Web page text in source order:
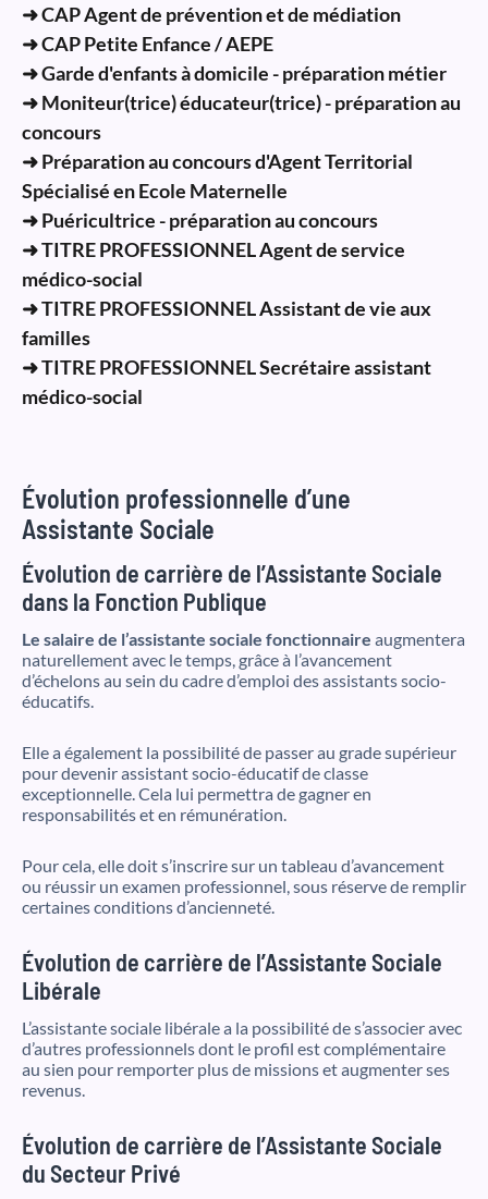
➜ CAP Agent de prévention et de médiation
➜ CAP Petite Enfance / AEPE
➜ Garde d'enfants à domicile - préparation métier
➜ Moniteur(trice) éducateur(trice) - préparation au
concours
➜ Préparation au concours d'Agent Territorial
Spécialisé en Ecole Maternelle
➜ Puéricultrice - préparation au concours
➜ TITRE PROFESSIONNEL Agent de service
médico-social
➜ TITRE PROFESSIONNEL Assistant de vie aux
familles
➜ TITRE PROFESSIONNEL Secrétaire assistant
médico-social
Évolution professionnelle d’une
Assistante Sociale
Évolution de carrière de l’Assistante Sociale
dans la Fonction Publique
Le salaire de l’assistante sociale fonctionnaire augmentera
naturellement avec le temps, grâce à l’avancement
d’échelons au sein du cadre d’emploi des assistants socio-
éducatifs.
Elle a également la possibilité de passer au grade supérieur
pour devenir assistant socio-éducatif de classe
exceptionnelle. Cela lui permettra de gagner en
responsabilités et en rémunération.
Pour cela, elle doit s’inscrire sur un tableau d’avancement
ou réussir un examen professionnel, sous réserve de remplir
certaines conditions d’ancienneté.
Évolution de carrière de l’Assistante Sociale
Libérale
L’assistante sociale libérale a la possibilité de s’associer avec
d’autres professionnels dont le profil est complémentaire
au sien pour remporter plus de missions et augmenter ses
revenus.
Évolution de carrière de l’Assistante Sociale
du Secteur Privé